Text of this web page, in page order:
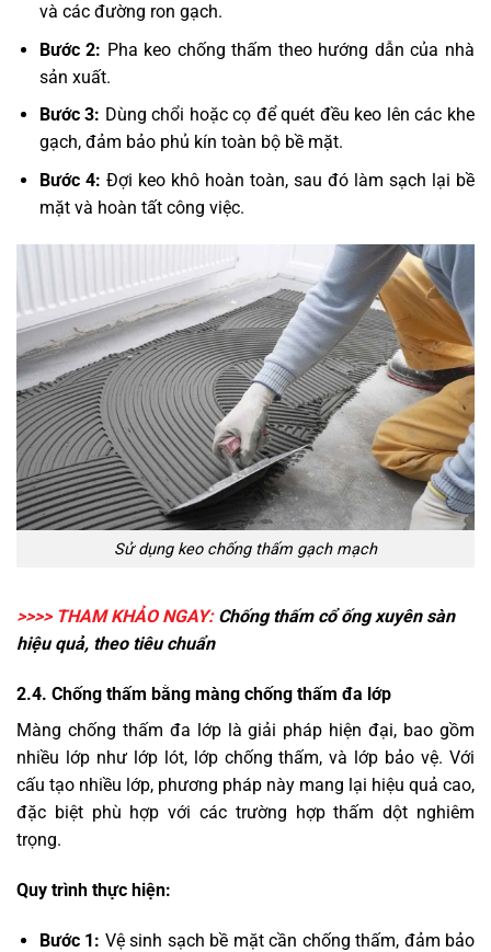
và các đường ron gạch.
Bước 2: Pha keo chống thấm theo hướng dẫn của nhà
sản xuất.
Bước 3: Dùng chổi hoặc cọ để quét đều keo lên các khe
gạch, đảm bảo phủ kín toàn bộ bề mặt.
Bước 4: Đợi keo khô hoàn toàn, sau đó làm sạch lại bề
mặt và hoàn tất công việc.
Sử dụng keo chống thấm gạch mạch
>>>> THAM KHẢO NGAY: Chống thấm cổ ống xuyên sàn
hiệu quả, theo tiêu chuẩn
2.4. Chống thấm bằng màng chống thấm đa lớp
Màng chống thấm đa lớp là giải pháp hiện đại, bao gồm
nhiều lớp như lớp lót, lớp chống thấm, và lớp bảo vệ. Với
cấu tạo nhiều lớp, phương pháp này mang lại hiệu quả cao,
đặc biệt phù hợp với các trường hợp thấm dột nghiêm
trọng.
Quy trình thực hiện:
Bước 1: Vệ sinh sạch bề mặt cần chống thấm, đảm bảo